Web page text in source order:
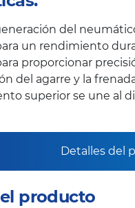
del
un rendimiento
proporcionar
del agarre y la
superior se une al
Detalles del
producto